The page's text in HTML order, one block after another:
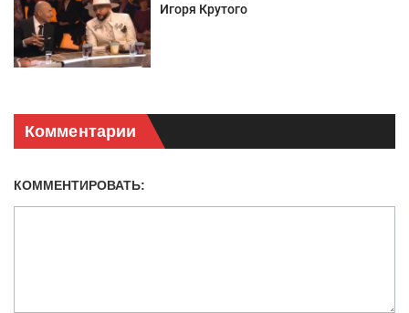
Игоря Крутого
Комментарии
КОММЕНТИРОВАТЬ: